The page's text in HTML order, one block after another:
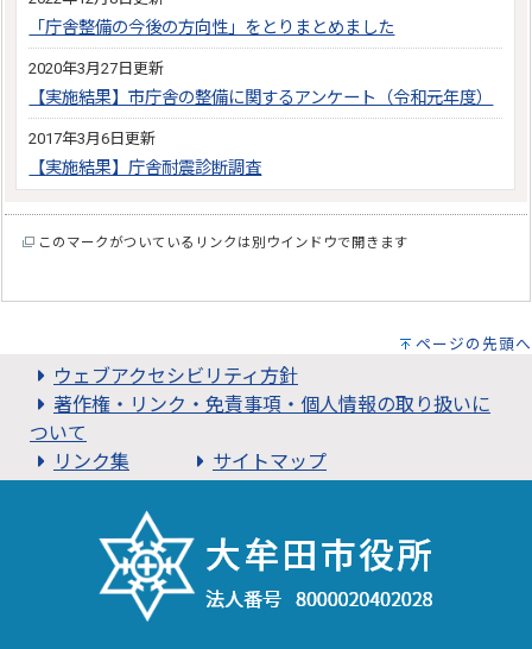
「庁舎整備の今後の方向性」をとりまとめました
2020年3月27日更新
【実施結果】市庁舎の整備に関するアンケート（令和元年度）
2017年3月6日更新
【実施結果】庁舎耐震診断調査
このマークがついているリンクは別ウインドウで開きます
ページの先頭へ
ウェブアクセシビリティ方針
著作権・リンク・免責事項・個人情報の取り扱いに
ついて
リンク集
サイトマップ